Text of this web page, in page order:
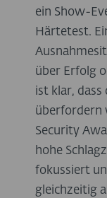
ein Show-
Härtetest.
über Erfolg
ist klar,
überfordern
Security
hohe
fokussiert
gleichzeitig